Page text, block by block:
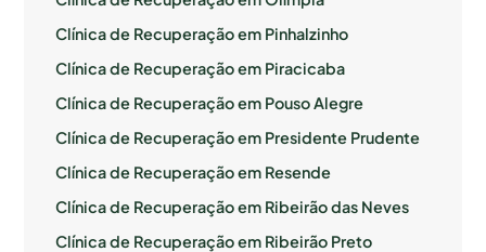
Clínica de Recuperação em Pinhalzinho
Clínica de Recuperação em Piracicaba
Clínica de Recuperação em Pouso Alegre
Clínica de Recuperação em Presidente Prudente
Clínica de Recuperação em Resende
Clínica de Recuperação em Ribeirão das Neves
Clínica de Recuperação em Ribeirão Preto